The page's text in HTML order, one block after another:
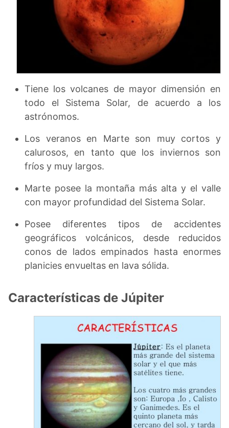
Tiene los volcanes de mayor dimensión en
todo el Sistema Solar, de acuerdo a los
astrónomos.
Los veranos en Marte son muy cortos y
calurosos, en tanto que los inviernos son
fríos y muy largos.
Marte posee la montaña más alta y el valle
con mayor profundidad del Sistema Solar.
Posee diferentes tipos de accidentes
geográficos volcánicos, desde reducidos
conos de lados empinados hasta enormes
planicies envueltas en lava sólida.
Características de Júpiter